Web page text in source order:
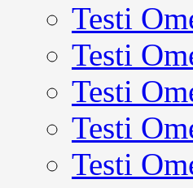
Testi
Testi
Testi
Testi
Testi